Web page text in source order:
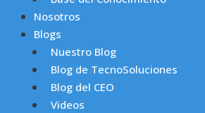
Nosotros
Blogs
Nuestro Blog
Blog de TecnoSoluciones
Blog del CEO
Videos